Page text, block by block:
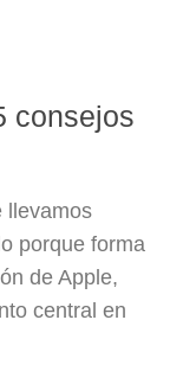
consejos
llevamos
porque forma
de Apple,
central en